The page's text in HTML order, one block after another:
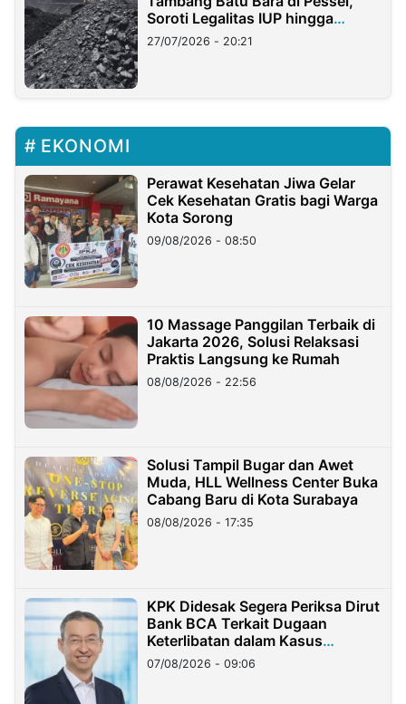
Soroti Legalitas IUP hingga
Stockpile
27/07/2026 - 20:21
EKONOMI
Perawat Kesehatan Jiwa Gelar
Cek Kesehatan Gratis bagi Warga
Kota Sorong
09/08/2026 - 08:50
10 Massage Panggilan Terbaik di
Jakarta 2026, Solusi Relaksasi
Praktis Langsung ke Rumah
08/08/2026 - 22:56
Solusi Tampil Bugar dan Awet
Muda, HLL Wellness Center Buka
Cabang Baru di Kota Surabaya
08/08/2026 - 17:35
KPK Didesak Segera Periksa Dirut
Bank BCA Terkait Dugaan
Keterlibatan dalam Kasus
Hilangnya Dana Nasabah Rp2,58
Miliar
07/08/2026 - 09:06